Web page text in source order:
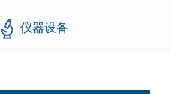
仪器设备